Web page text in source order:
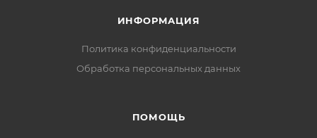
ИНФОРМАЦИЯ
Политика конфиденциальности
Обработка персональных данных
ПОМОЩЬ